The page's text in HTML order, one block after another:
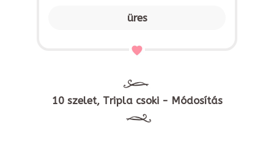
üres
10 szelet, Tripla csoki - Módosítás